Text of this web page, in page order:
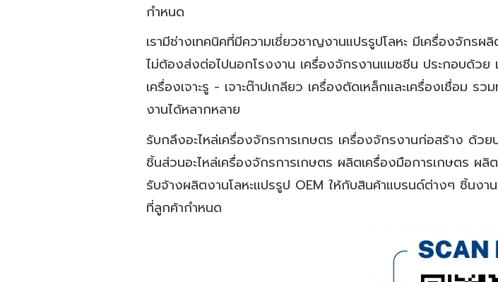
กำหนด
เรามีช่างเทคนิคที่มีความเชี่ยวชาญงานแปรรูปโลหะ มีเครื่องจักร
ไม่ต้องส่งต่อไปนอกโรงงาน เครื่องจักรงานแมชชีน ประกอบด้วย
เครื่องเจาะรู - เจาะต๊าปเกลียว เครื่องตัดเหล็กและเครื่องเชื่อม
งานได้หลากหลาย
รับกลึงอะไหล่เครื่องจักรการเกษตร เครื่องจักรงานก่อสร้าง ด้
ชิ้นส่วนอะไหล่เครื่องจักรการเกษตร ผลิตเครื่องมือการเกษตร
รับจ้างผลิตงานโลหะแปรรูป OEM ให้กับสินค้าแบรนด์ต่างๆ ชิ้นงา
ที่ลูกค้ากำหนด